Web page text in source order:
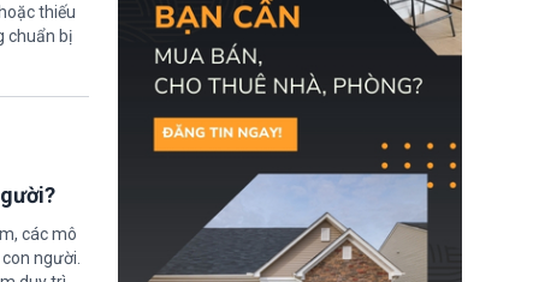
thiếu
chuẩn bị
các mô
người.